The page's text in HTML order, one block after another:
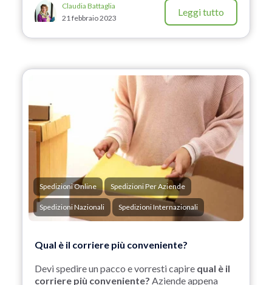
Claudia Battaglia
21 febbraio 2023
Leggi tutto
Spedizioni Online Spedizioni Per Aziende
Spedizioni Nazionali Spedizioni Internazionali
Qual è il corriere più conveniente?
Devi spedire un pacco e vorresti capire qual è il
corriere più conveniente? Aziende appena